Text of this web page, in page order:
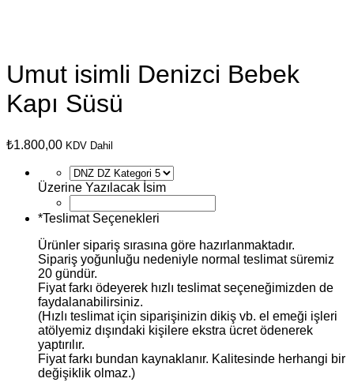
Umut isimli Denizci Bebek
Kapı Süsü
₺1.800,00 KDV Dahil
Üzerine Yazılacak İsim
*Teslimat Seçenekleri
Ürünler sipariş sırasına göre hazırlanmaktadır.
Sipariş yoğunluğu nedeniyle normal teslimat süremiz
20 gündür.
Fiyat farkı ödeyerek hızlı teslimat seçeneğimizden de
faydalanabilirsiniz.
(Hızlı teslimat için siparişinizin dikiş vb. el emeği işleri
atölyemiz dışındaki kişilere ekstra ücret ödenerek
yaptırılır.
Fiyat farkı bundan kaynaklanır. Kalitesinde herhangi bir
değişiklik olmaz.)